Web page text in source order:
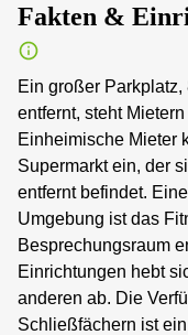
Fakten &
Ein großer
entfernt, steht
Einheimische Mieter
Supermarkt ein, der
entfernt befindet.
Umgebung ist das
Besprechungsraum
Einrichtungen hebt
anderen ab. Die
Schließfächern ist